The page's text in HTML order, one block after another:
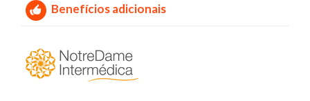
Benefícios adicionais